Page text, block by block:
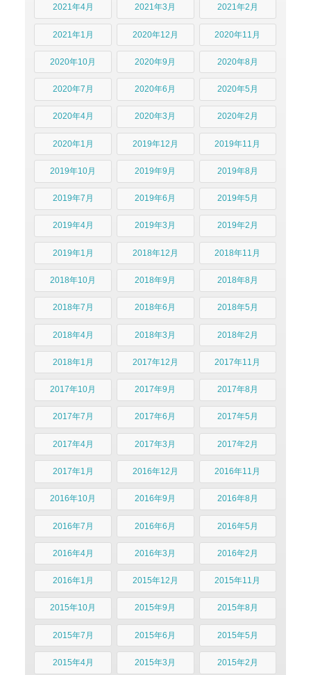
2021年4月 2021年3月 2021年2月
2021年1月 2020年12月 2020年11月
2020年10月 2020年9月 2020年8月
2020年7月 2020年6月 2020年5月
2020年4月 2020年3月 2020年2月
2020年1月 2019年12月 2019年11月
2019年10月 2019年9月 2019年8月
2019年7月 2019年6月 2019年5月
2019年4月 2019年3月 2019年2月
2019年1月 2018年12月 2018年11月
2018年10月 2018年9月 2018年8月
2018年7月 2018年6月 2018年5月
2018年4月 2018年3月 2018年2月
2018年1月 2017年12月 2017年11月
2017年10月 2017年9月 2017年8月
2017年7月 2017年6月 2017年5月
2017年4月 2017年3月 2017年2月
2017年1月 2016年12月 2016年11月
2016年10月 2016年9月 2016年8月
2016年7月 2016年6月 2016年5月
2016年4月 2016年3月 2016年2月
2016年1月 2015年12月 2015年11月
2015年10月 2015年9月 2015年8月
2015年7月 2015年6月 2015年5月
2015年4月 2015年3月 2015年2月